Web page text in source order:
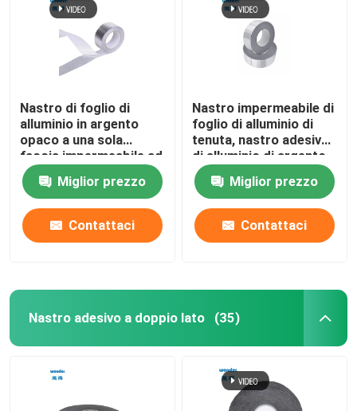
Nastro di foglio di
alluminio in argento
opaco a una sola
faccia impermeabile ad
alta temperatura
Miglior prezzo
Contattaci
Nastro impermeabile di
foglio di alluminio di
tenuta, nastro adesivo
di alluminio di argento
Miglior prezzo
Contattaci
Nastro adesivo a doppio lato (35)